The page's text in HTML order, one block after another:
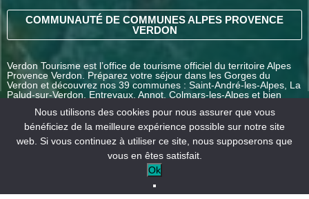
COMMUNAUTÉ DE COMMUNES ALPES PROVENCE
VERDON
Verdon Tourisme est l’office de tourisme officiel du territoire Alpes
Provence Verdon. Préparez votre séjour dans les Gorges du
Verdon et découvrez nos 39 communes : Saint-André-les-Alpes, La
Palud-sur-Verdon, Entrevaux, Annot, Colmars-les-Alpes et bien
COMMENT VENIR ?
légales
Conditions générales
de vente
partenaires
Nous utilisons des cookies pour nous assurer que vous
bénéficiez de la meilleure expérience possible sur notre site
web. Si vous continuez à utiliser ce site, nous supposerons que
vous en êtes satisfait.
Ok